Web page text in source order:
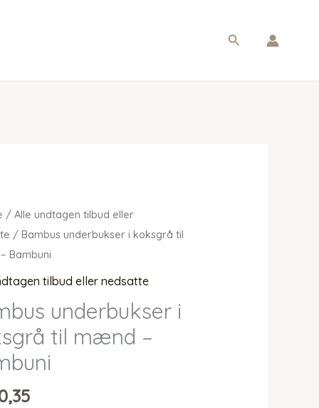
Søg
/Alle undtagen tilbud eller
/ Bambus underbukser i koksgrå til
Bambuni
tilbud eller nedsatte
underbukser i
til mænd –